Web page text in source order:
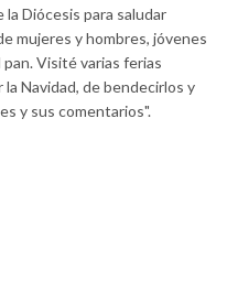
Diócesis para saludar
mujeres y hombres, jóvenes
Visité varias ferias
Navidad, de bendecirlos y
y sus comentarios".